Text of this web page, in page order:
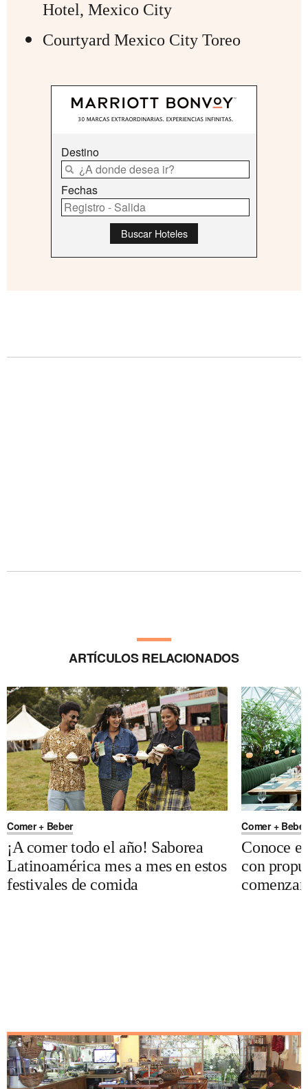
Hotel, Mexico City
Courtyard Mexico City Toreo
Destino
Fechas
Buscar Hoteles
ARTÍCULOS RELACIONADOS
Comer + Beber
¡A comer todo el año! Saborea
Latinoamérica mes a mes en estos
festivales de comida
Comer + Beber
Conoce
con